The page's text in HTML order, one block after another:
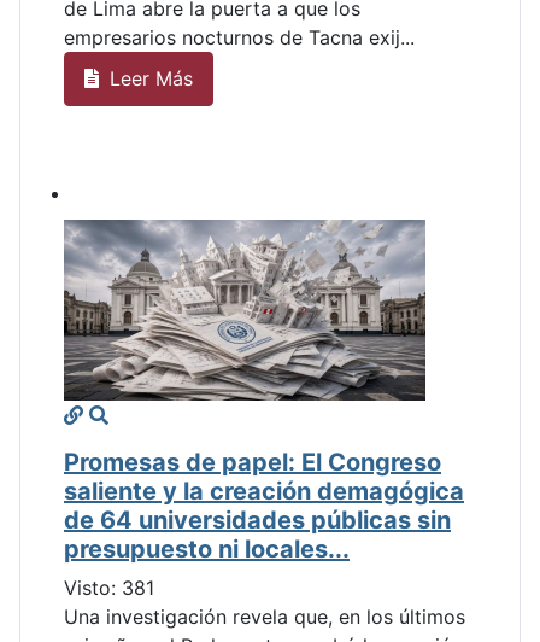
de Lima abre la puerta a que los
empresarios nocturnos de Tacna exij...
Leer Más
Promesas de papel: El Congreso
saliente y la creación demagógica
de 64 universidades públicas sin
presupuesto ni locales...
Visto: 381
Una investigación revela que, en los últimos